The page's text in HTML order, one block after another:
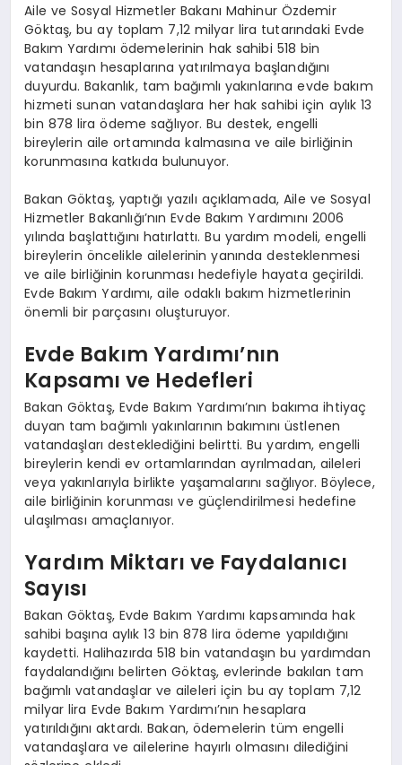
Aile ve Sosyal Hizmetler Bakanı Mahinur Özdemir
Göktaş, bu ay toplam 7,12 milyar lira tutarındaki Evde
Bakım Yardımı ödemelerinin hak sahibi 518 bin
vatandaşın hesaplarına yatırılmaya başlandığını
duyurdu. Bakanlık, tam bağımlı yakınlarına evde bakım
hizmeti sunan vatandaşlara her hak sahibi için aylık 13
bin 878 lira ödeme sağlıyor. Bu destek, engelli
bireylerin aile ortamında kalmasına ve aile birliğinin
korunmasına katkıda bulunuyor.
Bakan Göktaş, yaptığı yazılı açıklamada, Aile ve Sosyal
Hizmetler Bakanlığı’nın Evde Bakım Yardımını 2006
yılında başlattığını hatırlattı. Bu yardım modeli, engelli
bireylerin öncelikle ailelerinin yanında desteklenmesi
ve aile birliğinin korunması hedefiyle hayata geçirildi.
Evde Bakım Yardımı, aile odaklı bakım hizmetlerinin
önemli bir parçasını oluşturuyor.
Evde Bakım Yardımı’nın
Kapsamı ve Hedefleri
Bakan Göktaş, Evde Bakım Yardımı’nın bakıma ihtiyaç
duyan tam bağımlı yakınlarının bakımını üstlenen
vatandaşları desteklediğini belirtti. Bu yardım, engelli
bireylerin kendi ev ortamlarından ayrılmadan, aileleri
veya yakınlarıyla birlikte yaşamalarını sağlıyor. Böylece,
aile birliğinin korunması ve güçlendirilmesi hedefine
ulaşılması amaçlanıyor.
Yardım Miktarı ve Faydalanıcı
Sayısı
Bakan Göktaş, Evde Bakım Yardımı kapsamında hak
sahibi başına aylık 13 bin 878 lira ödeme yapıldığını
kaydetti. Halihazırda 518 bin vatandaşın bu yardımdan
faydalandığını belirten Göktaş, evlerinde bakılan tam
bağımlı vatandaşlar ve aileleri için bu ay toplam 7,12
milyar lira Evde Bakım Yardımı’nın hesaplara
yatırıldığını aktardı. Bakan, ödemelerin tüm engelli
vatandaşlara ve ailelerine hayırlı olmasını dilediğini